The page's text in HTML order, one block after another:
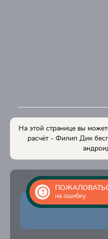
На этой странице вы
расчёт - Филип Дик
на ошибку